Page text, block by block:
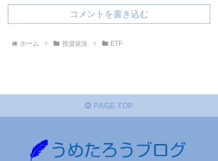
コメントを書き込む
ホーム 投資状況 ETF
PAGE TOP